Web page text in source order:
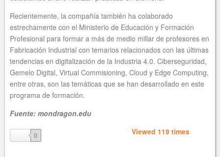
Recientemente, la compañía también ha colaborado
estrechamente con el Ministerio de Educación y Formación
Profesional para formar a más de medio millar de profesores en
Fabricación Industrial con temarios relacionados con las últimas
tendencias en digitalización de la Industria 4.0. Ciberseguridad,
Gemelo Digital, Virtual Commisioning, Cloud y Edge Computing,
entre otras, son las temáticas que se han desarrollado en este
programa de formación.
Fuente: mondragon.edu
like0 Viewed 119 times